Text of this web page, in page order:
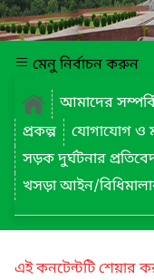
মেনু নির্বাচন করুন
আমাদের
প্রকল্প
যোগাযোগ
সড়ক দুর্ঘটনার
খসড়া আইন/
এই কনটেন্টটি শেয়ার